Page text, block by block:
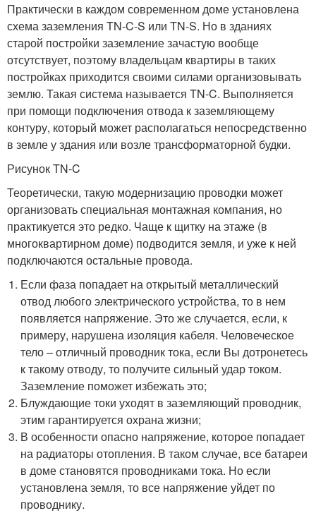
Практически в каждом современном доме установлена
схема заземления TN-C-S или TN-S. Но в зданиях
старой постройки заземление зачастую вообще
отсутствует, поэтому владельцам квартиры в таких
постройках приходится своими силами организовывать
землю. Такая система называется TN-C. Выполняется
при помощи подключения отвода к заземляющему
контуру, который может располагаться непосредственно
в земле у здания или возле трансформаторной будки.
Рисунок TN-C
Теоретически, такую модернизацию проводки может
организовать специальная монтажная компания, но
практикуется это редко. Чаще к щитку на этаже (в
многоквартирном доме) подводится земля, и уже к ней
подключаются остальные провода.
Если фаза попадает на открытый металлический
отвод любого электрического устройства, то в нем
появляется напряжение. Это же случается, если, к
примеру, нарушена изоляция кабеля. Человеческое
тело – отличный проводник тока, если Вы дотронетесь
к такому отводу, то получите сильный удар током.
Заземление поможет избежать это;
Блуждающие токи уходят в заземляющий проводник,
этим гарантируется охрана жизни;
В особенности опасно напряжение, которое попадает
на радиаторы отопления. В таком случае, все батареи
в доме становятся проводниками тока. Но если
установлена земля, то все напряжение уйдет по
проводнику.